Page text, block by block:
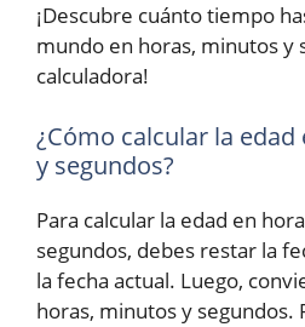
¡Descubre cuánto tiempo
mundo en horas, minutos y
calculadora!
¿Cómo calcular la
y segundos?
Para calcular la edad en
segundos, debes restar la
la fecha actual. Luego,
horas, minutos y segundos.